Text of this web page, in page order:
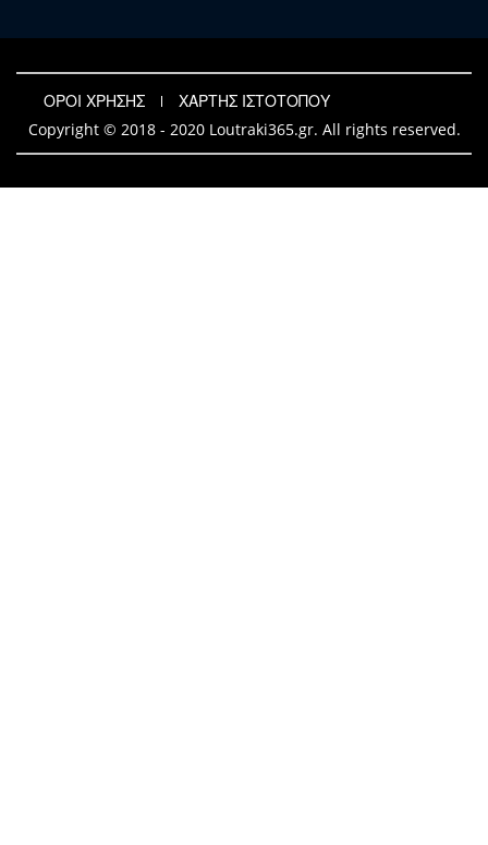
ΟΡΟΙ ΧΡΗΣΗΣ
ΧΑΡΤΗΣ ΙΣΤΟΤΟΠΟΥ
Copyright © 2018 - 2020 Loutraki365.gr. All rights reserved.